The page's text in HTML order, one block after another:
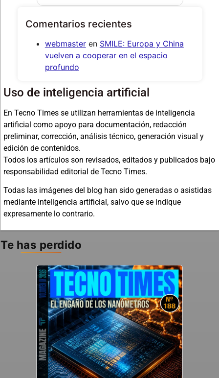
Comentarios recientes
webmasteren SMILE: Europa y China
vuelven a cooperar en el espacio
profundo
Uso de inteligencia artificial
En Tecno Times se utilizan herramientas de inteligencia
artificial como apoyo para documentación, redacción
preliminar, corrección, análisis técnico, generación visual y
edición de contenidos.
Todos los artículos son revisados, editados y publicados bajo
responsabilidad editorial de Tecno Times.
Todas las imágenes del blog han sido generadas o asistidas
mediante inteligencia artificial, salvo que se indique
expresamente lo contrario.
Te has perdido